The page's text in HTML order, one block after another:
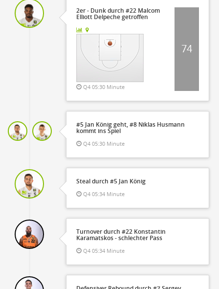
2er - Dunk durch #22 Malcom
Elliott Delpeche getroffen
Q4 05:30 Minute
74
#5 Jan König geht, #8 Niklas Husmann
kommt ins Spiel
Q4 05:30 Minute
Steal durch #5 Jan König
Q4 05:34 Minute
Turnover durch #22 Konstantin
Karamatskos - schlechter Pass
Q4 05:34 Minute